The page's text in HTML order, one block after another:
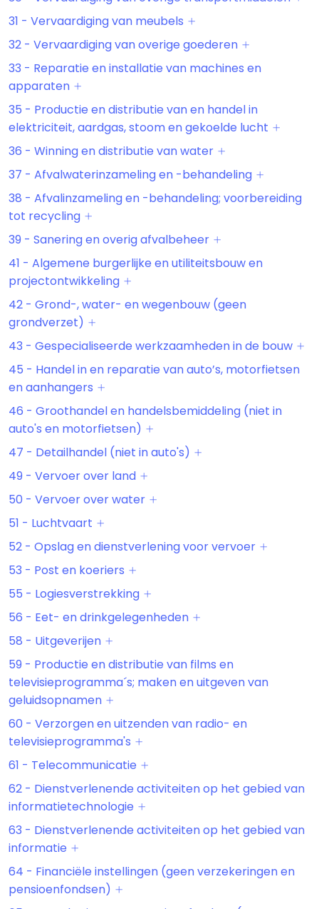
31 - Vervaardiging van meubels
32 - Vervaardiging van overige goederen
33 - Reparatie en installatie van machines en
apparaten
35 - Productie en distributie van en handel in
elektriciteit, aardgas, stoom en gekoelde lucht
36 - Winning en distributie van water
37 - Afvalwaterinzameling en -behandeling
38 - Afvalinzameling en -behandeling; voorbereiding
tot recycling
39 - Sanering en overig afvalbeheer
41 - Algemene burgerlijke en utiliteitsbouw en
projectontwikkeling
42 - Grond-, water- en wegenbouw (geen
grondverzet)
43 - Gespecialiseerde werkzaamheden in de bouw
45 - Handel in en reparatie van auto’s, motorfietsen
en aanhangers
46 - Groothandel en handelsbemiddeling (niet in
auto's en motorfietsen)
47 - Detailhandel (niet in auto's)
49 - Vervoer over land
50 - Vervoer over water
51 - Luchtvaart
52 - Opslag en dienstverlening voor vervoer
53 - Post en koeriers
55 - Logiesverstrekking
56 - Eet- en drinkgelegenheden
58 - Uitgeverijen
59 - Productie en distributie van films en
televisieprogramma´s; maken en uitgeven van
geluidsopnamen
60 - Verzorgen en uitzenden van radio- en
televisieprogramma's
61 - Telecommunicatie
62 - Dienstverlenende activiteiten op het gebied van
informatietechnologie
63 - Dienstverlenende activiteiten op het gebied van
informatie
64 - Financiële instellingen (geen verzekeringen en
pensioenfondsen)